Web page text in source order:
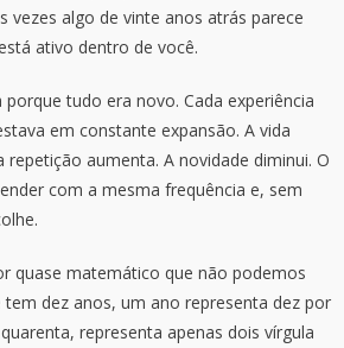
vezes algo de vinte anos atrás parece
ativo dentro de você.
tudo era novo. Cada experiência
em constante expansão. A vida
repetição aumenta. A novidade diminui. O
com a mesma frequência e, sem
quase matemático que não podemos
tem dez anos, um ano representa dez por
representa apenas dois vírgula